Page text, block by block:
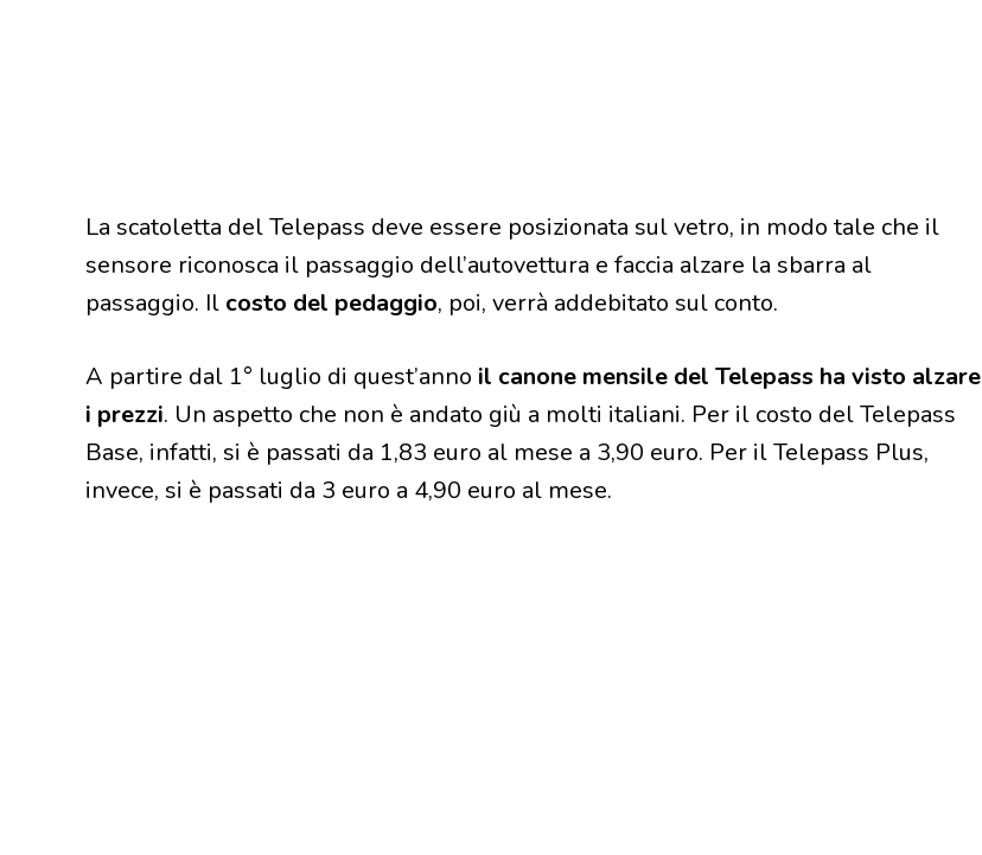
La scatoletta del Telepass deve essere posizionata sul vetro, in modo tale che il
sensore riconosca il passaggio dell’autovettura e faccia alzare la sbarra al
passaggio. Il costo del pedaggio, poi, verrà addebitato sul conto.
A partire dal 1° luglio di quest’anno il canone mensile del Telepass ha visto alzare
i prezzi. Un aspetto che non è andato giù a molti italiani. Per il costo del Telepass
Base, infatti, si è passati da 1,83 euro al mese a 3,90 euro. Per il Telepass Plus,
invece, si è passati da 3 euro a 4,90 euro al mese.